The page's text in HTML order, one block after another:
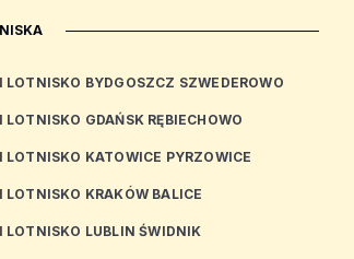
LOTNISKO BYDGOSZCZ SZWEDEROWO
LOTNISKO GDAŃSK RĘBIECHOWO
LOTNISKO KATOWICE PYRZOWICE
LOTNISKO KRAKÓW BALICE
LOTNISKO LUBLIN ŚWIDNIK